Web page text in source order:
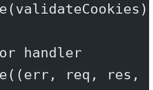
handler
((err , req , res ,